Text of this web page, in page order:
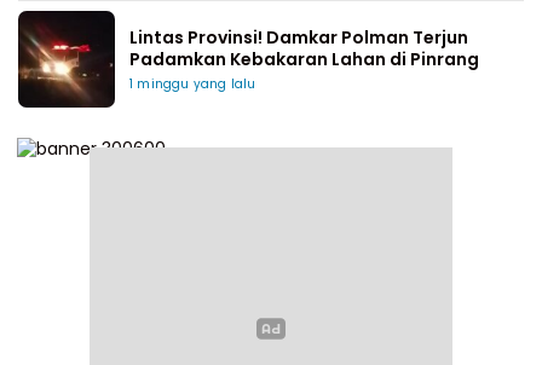
Lintas Provinsi! Damkar Polman Terjun
Padamkan Kebakaran Lahan di Pinrang
1 minggu yang lalu